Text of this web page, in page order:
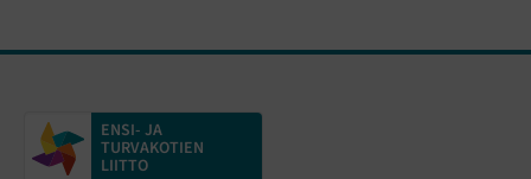
ENSI- JA
TURVAKOTIEN
LIITTO